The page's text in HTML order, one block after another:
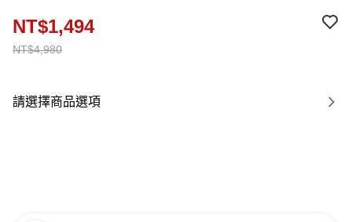
NT$4,980
NT$1,494
請選擇商品選項